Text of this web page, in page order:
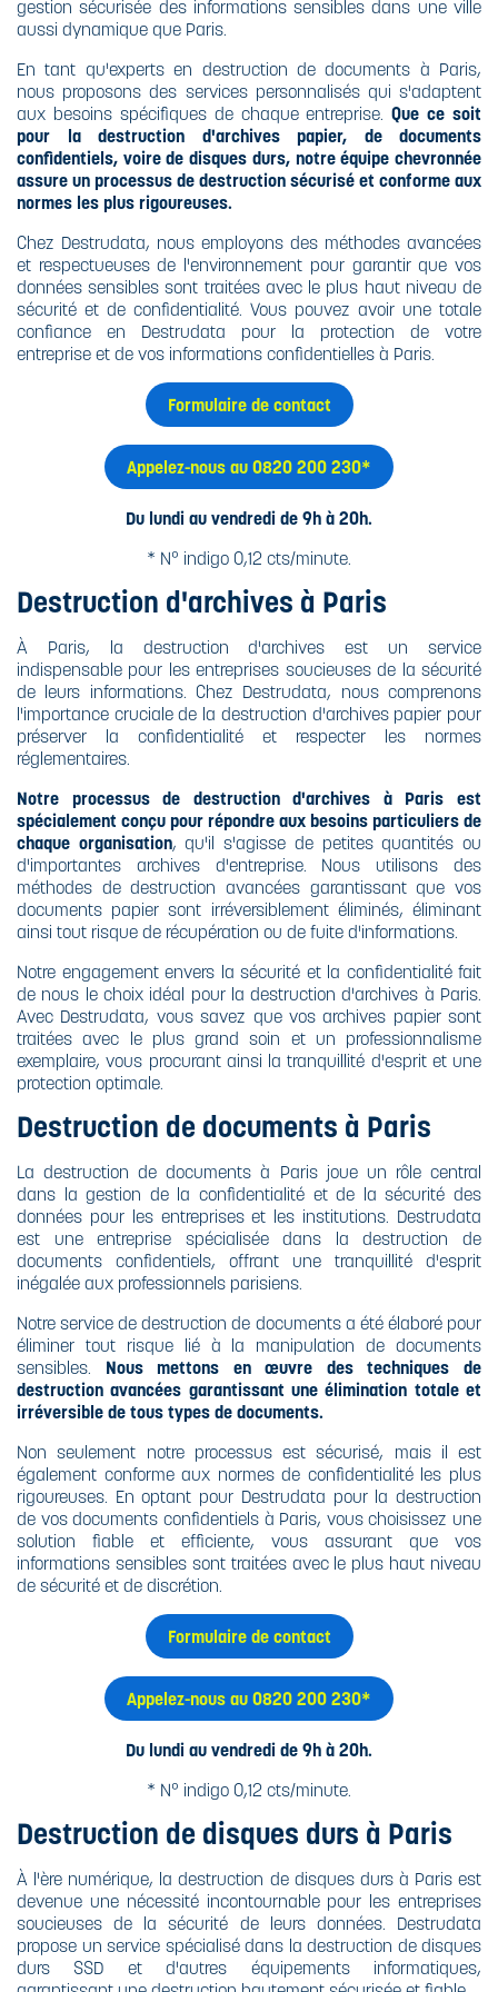
gestion sécurisée des informations sensibles dans une ville
aussi dynamique que Paris.
En tant qu'experts en destruction de documents à Paris,
nous proposons des services personnalisés qui s'adaptent
aux besoins spécifiques de chaque entreprise. Que ce soit
pour la destruction d'archives papier, de documents
confidentiels, voire de disques durs, notre équipe chevronnée
assure un processus de destruction sécurisé et conforme aux
normes les plus rigoureuses.
Chez Destrudata, nous employons des méthodes avancées
et respectueuses de l'environnement pour garantir que vos
données sensibles sont traitées avec le plus haut niveau de
sécurité et de confidentialité. Vous pouvez avoir une totale
confiance en Destrudata pour la protection de votre
entreprise et de vos informations confidentielles à Paris.
Formulaire de contact
Appelez-nous au 0820 200 230*
Du lundi au vendredi de 9h à 20h.
* N° indigo 0,12 cts/minute.
Destruction d'archives à Paris
À Paris, la destruction d'archives est un service
indispensable pour les entreprises soucieuses de la sécurité
de leurs informations. Chez Destrudata, nous comprenons
l'importance cruciale de la destruction d'archives papier pour
préserver la confidentialité et respecter les normes
réglementaires.
Notre processus de destruction d'archives à Paris est
spécialement conçu pour répondre aux besoins particuliers de
chaque organisation, qu'il s'agisse de petites quantités ou
d'importantes archives d'entreprise. Nous utilisons des
méthodes de destruction avancées garantissant que vos
documents papier sont irréversiblement éliminés, éliminant
ainsi tout risque de récupération ou de fuite d'informations.
Notre engagement envers la sécurité et la confidentialité fait
de nous le choix idéal pour la destruction d'archives à Paris.
Avec Destrudata, vous savez que vos archives papier sont
traitées avec le plus grand soin et un professionnalisme
exemplaire, vous procurant ainsi la tranquillité d'esprit et une
protection optimale.
Destruction de documents à Paris
La destruction de documents à Paris joue un rôle central
dans la gestion de la confidentialité et de la sécurité des
données pour les entreprises et les institutions. Destrudata
est une entreprise spécialisée dans la destruction de
documents confidentiels, offrant une tranquillité d'esprit
inégalée aux professionnels parisiens.
Notre service de destruction de documents a été élaboré pour
éliminer tout risque lié à la manipulation de documents
sensibles. Nous mettons en œuvre des techniques de
destruction avancées garantissant une élimination totale et
irréversible de tous types de documents.
Non seulement notre processus est sécurisé, mais il est
également conforme aux normes de confidentialité les plus
rigoureuses. En optant pour Destrudata pour la destruction
de vos documents confidentiels à Paris, vous choisissez une
solution fiable et efficiente, vous assurant que vos
informations sensibles sont traitées avec le plus haut niveau
de sécurité et de discrétion.
Formulaire de contact
Appelez-nous au 0820 200 230*
Du lundi au vendredi de 9h à 20h.
* N° indigo 0,12 cts/minute.
Destruction de disques durs à Paris
À l'ère numérique, la destruction de disques durs à Paris est
devenue une nécessité incontournable pour les entreprises
soucieuses de la sécurité de leurs données. Destrudata
propose un service spécialisé dans la destruction de disques
durs SSD et d'autres équipements informatiques,
DESTRUCTION
SÉCURISÉE
SUPPORTS
SPÉCIFIQUES
DESTRUCTION
ULTRA-
SÉCURISÉE
POURQUOI
DÉTRUIRE SES
DOCUMENTS
CONFIDENTIELS
CE QUE DIT LE
CODE PÉNAL
CE QUE DIT LA
LOI
NORME DIN
66399 ET ISO
CARBURANTS
XBEE
LE RECYCLAGE
L'HUILE
BIODÉGRADABLE